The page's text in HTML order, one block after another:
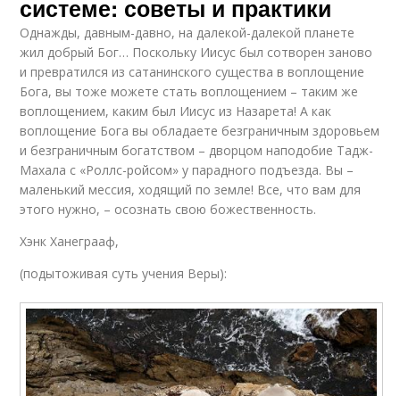
системе: советы и практики
Однажды, давным-давно, на далекой-далекой планете
жил добрый Бог… Поскольку Иисус был сотворен заново
и превратился из сатанинского существа в воплощение
Бога, вы тоже можете стать воплощением – таким же
воплощением, каким был Иисус из Назарета! А как
воплощение Бога вы обладаете безграничным здоровьем
и безграничным богатством – дворцом наподобие Тадж-
Махала с «Роллс-ройсом» у парадного подъезда. Вы –
маленький мессия, ходящий по земле! Все, что вам для
этого нужно, – осознать свою божественность.
Хэнк Ханеграаф,
(подытоживая суть учения Веры):